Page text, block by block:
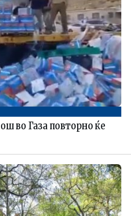
во Газа повторно ќе